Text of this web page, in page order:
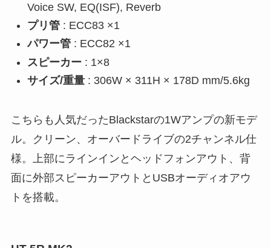
Voice SW, EQ(ISF), Reverb
プリ管: ECC83 ×1
パワー管: ECC82 ×1
スピーカー : 1×8
サイズ/重量: 306W × 311H × 178D mm/5.6kg
こちらも人気だったBlackstarの1Wアンプの新モデ
ル。クリーン、オーバードライブの2チャンネル仕
様。上部にラインインとヘッドフォンアウト、背
面に外部スピーカーアウトとUSBオーディオアウ
トを搭載。